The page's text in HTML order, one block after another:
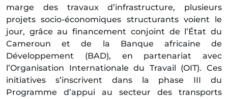
marge des travaux d’infrastructure, plusieurs
projets socio-économiques structurants voient le
jour, grâce au financement conjoint de l’État du
Cameroun et de la Banque africaine de
Développement (BAD), en partenariat avec
l’Organisation Internationale du Travail (OIT). Ces
initiatives s’inscrivent dans la phase III du
Programme d’appui au secteur des transports